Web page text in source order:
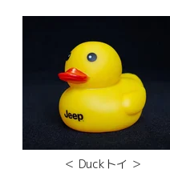
＜ Duckトイ ＞